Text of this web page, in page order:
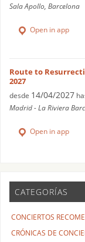
Sala Apollo, Barcelona
Open in app
Route to
2027
desde 14/04/2027
Madrid - La Riviera
Open in app
CATEGORÍAS
CONCIERTOS
CRÓNICAS DE